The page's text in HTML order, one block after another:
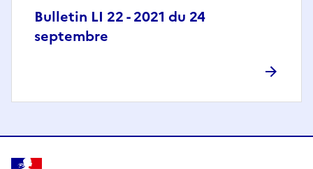
Bulletin LI 22 - 2021 du 24
septembre